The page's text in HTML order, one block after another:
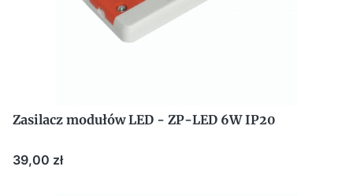
Zasilacz modułów LED - ZP-LED 6W IP20
Cena
39,00 zł